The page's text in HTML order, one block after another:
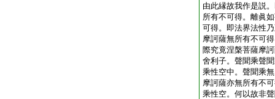
由此縁故我作是説
所有不可得。離眞
可得。即法界法性
摩訶薩無所有不可
際究竟涅槃菩薩摩
舍利子。聲聞乘聲
乘性空中。聲聞乘
摩訶薩亦無所有不
乘性空。何以故非